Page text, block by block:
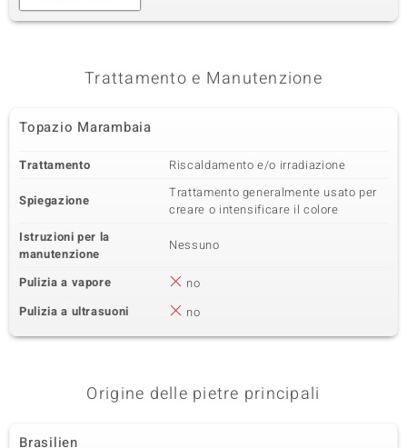
Trattamento e Manutenzione
Topazio Marambaia
Trattamento Riscaldamento e/o irradiazione
Spiegazione
Trattamento generalmente usato per
creare o intensificare il colore
Istruzioni per la
manutenzione
Nessuno
Pulizia a vapore
no
Pulizia a ultrasuoni
no
Origine delle pietre principali
Brasilien